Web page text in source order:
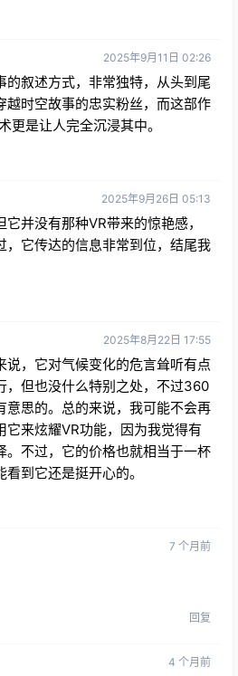
2025年9月11日 02:26
的叙述方式，非常独特，从头到尾
越时空故事的忠实粉丝，而这部作
更是让人完全沉浸其中。
2025年9月26日 05:13
并没有那种VR带来的惊艳感，
，它传达的信息非常到位，结尾我
2025年8月22日 17:55
说，它对气候变化的危言耸听有点
，但也没什么特别之处，不过360
意思的。总的来说，我可能不会再
它来炫耀VR功能，因为我觉得有
。不过，它的价格也就相当于一杯
到它还是挺开心的。
7 个月前
回复
4 个月前